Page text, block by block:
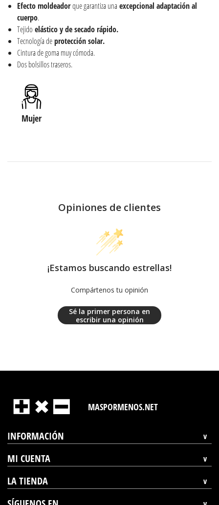
Efecto moldeadorque garantiza una excepcional adaptación al
cuerpo.
Tejido elástico y de secado rápido.
Tecnología deprotección solar.
Cintura de goma muy cómoda.
Dos bolsillos traseros.
Mujer
Opiniones de clientes
¡Estamos buscando estrellas!
Compártenos tu opinión
Sé la primer persona en
escribir una opinión
MASPORMENOS.NET
INFORMACIÓN
MI CUENTA
LA TIENDA